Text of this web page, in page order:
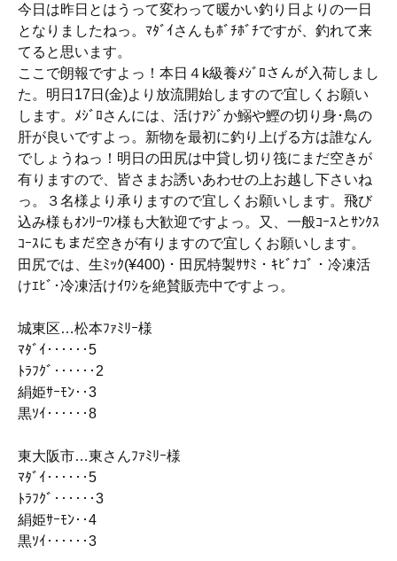
今日は昨日とはうって変わって暖かい釣り日よりの一日
となりましたねっ。ﾏﾀﾞｲさんもﾎﾞﾁﾎﾞﾁですが、釣れて来
てると思います。
ここで朗報ですよっ！本日４k級養ﾒｼﾞﾛさんが入荷しまし
た。明日17日(金)より放流開始しますので宜しくお願い
します。ﾒｼﾞﾛさんには、活けｱｼﾞか鰯や鰹の切り身･鳥の
肝が良いですよっ。新物を最初に釣り上げる方は誰なん
でしょうねっ！明日の田尻は中貸し切り筏にまだ空きが
有りますので、皆さまお誘いあわせの上お越し下さいね
っ。３名様より承りますので宜しくお願いします。飛び
込み様もｵﾝﾘｰﾜﾝ様も大歓迎ですよっ。又、一般ｺｰｽとｻﾝｸｽ
ｺｰｽにもまだ空きが有りますので宜しくお願いします。
田尻では、生ﾐｯｸ(¥400)・田尻特製ｻｻﾐ・ｷﾋﾞﾅｺﾞ・冷凍活
けｴﾋﾞ･冷凍活けｲﾜｼを絶賛販売中ですよっ。
城東区…松本ﾌｧﾐﾘｰ様
ﾏﾀﾞｲ‥‥‥5
ﾄﾗﾌｸﾞ‥‥‥2
絹姫ｻｰﾓﾝ‥3
黒ｿｲ‥‥‥8
東大阪市…東さんﾌｧﾐﾘｰ様
ﾏﾀﾞｲ‥‥‥5
ﾄﾗﾌｸﾞ‥‥‥3
絹姫ｻｰﾓﾝ‥4
黒ｿｲ‥‥‥3